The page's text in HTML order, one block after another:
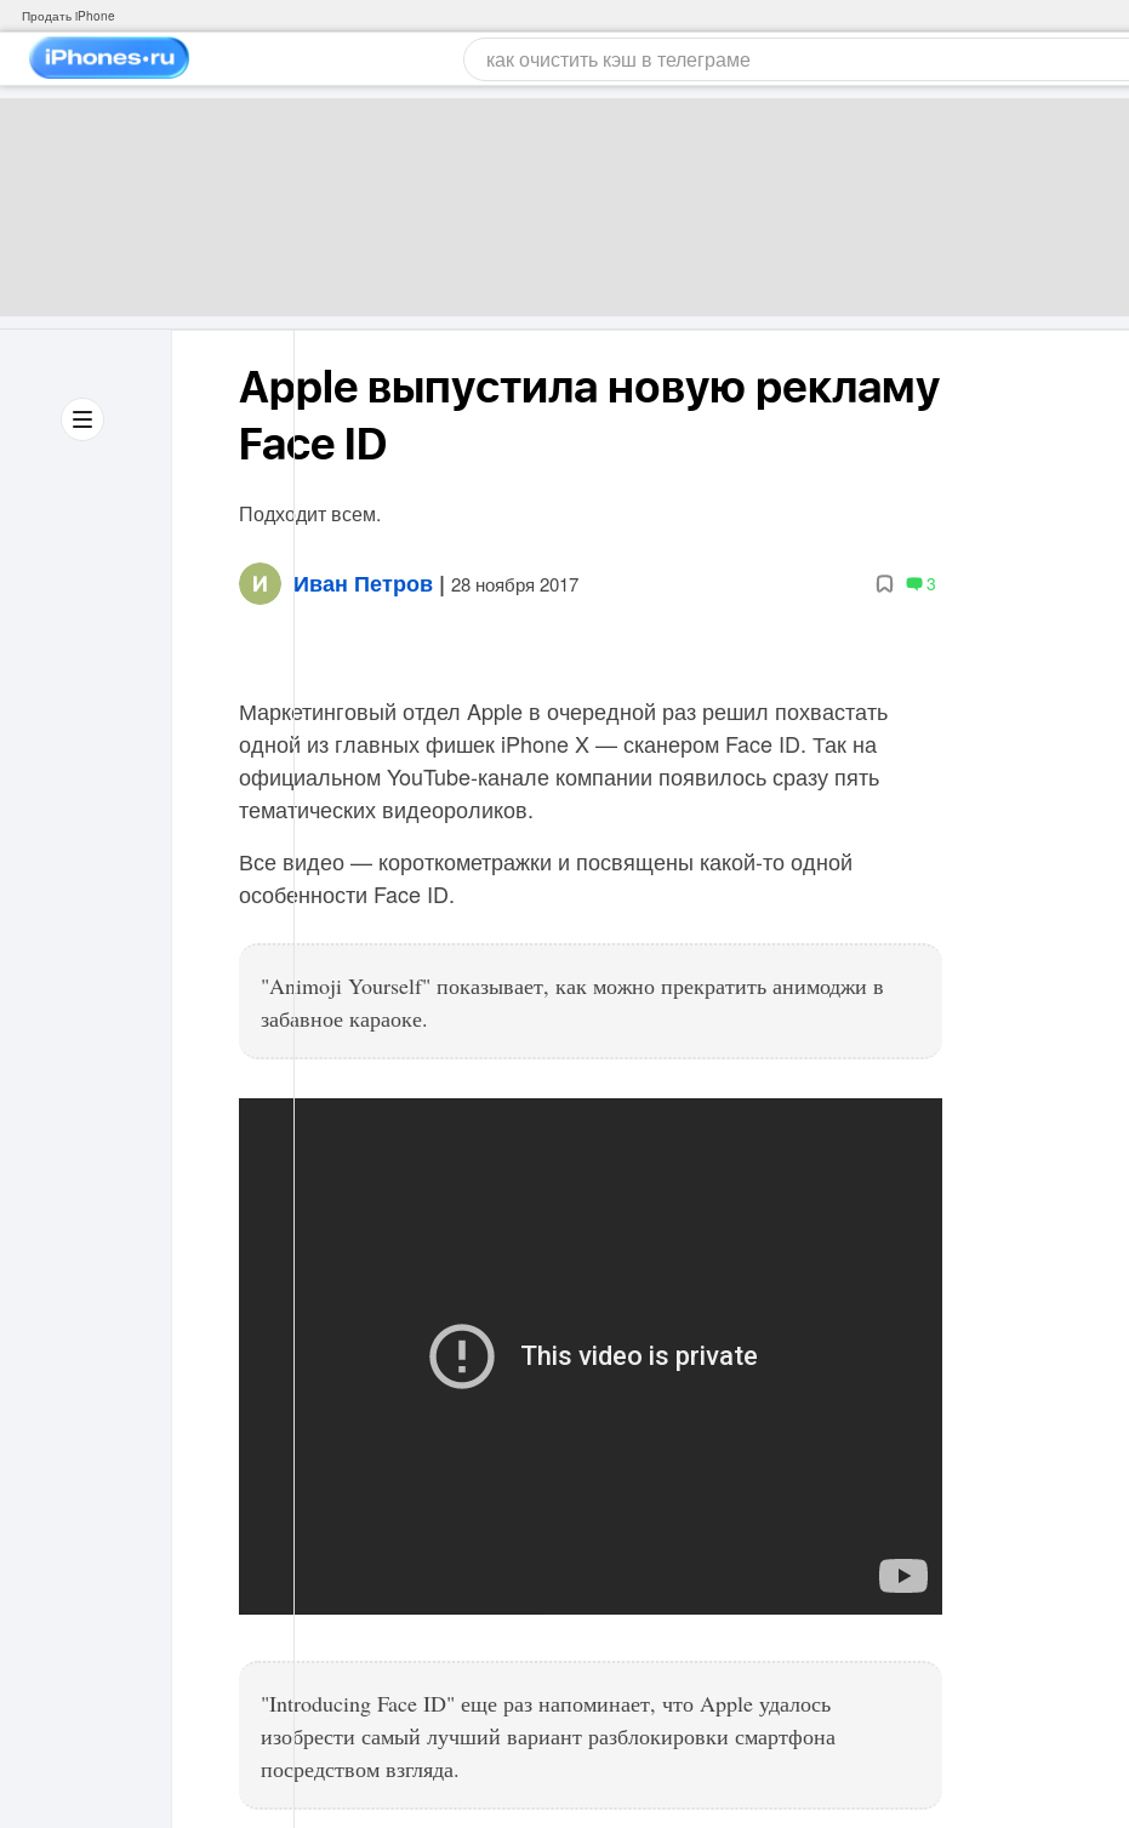
Продать iPhone
Apple выпустила новую рекламу
Face ID
Подходит всем.
Иван Петров | 28 ноября 2017 3
Маркетинговый отдел Apple в очередной раз решил похвастать
одной из главных фишек iPhone X — сканером Face ID. Так на
официальном YouTube-канале компании появилось сразу пять
тематических видеороликов.
Все видео — короткометражки и посвящены какой-то одной
особенности Face ID.
"Animoji Yourself" показывает, как можно прекратить анимоджи в
забавное караоке.
"Introducing Face ID" еще раз напоминает, что Apple удалось
изобрести самый лучший вариант разблокировки смартфона
посредством взгляда.